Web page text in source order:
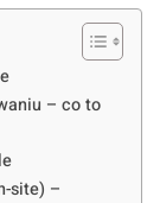
– co to
site) –